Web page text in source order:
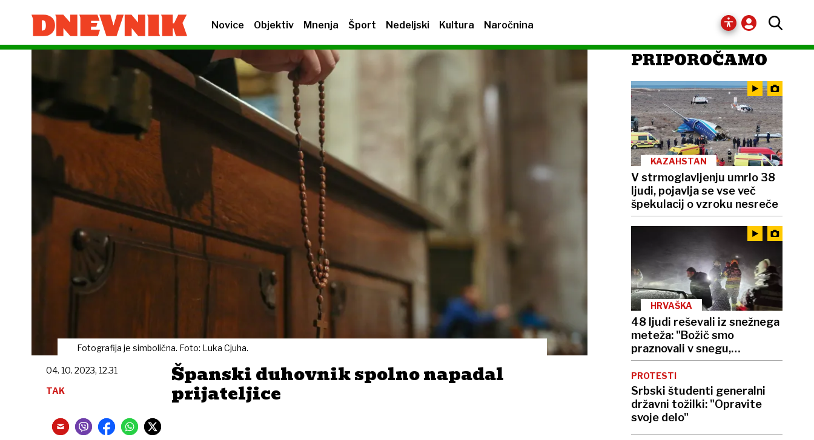
Novice Objektiv Mnenja Šport Nedeljski Kultura Naročnina
Fotografija je simbolična. Foto: Luka Cjuha.
Španski duhovnik spolno napadal
prijateljice
04. 10. 2023, 12.31
TAK
PRIPOROČAMO
KAZAHSTAN
V strmoglavljenju umrlo 38
ljudi, pojavlja se vse več
špekulacij o vzroku nesreče
HRVAŠKA
48 ljudi reševali iz snežnega
meteža: "Božič smo
praznovali v snegu,
zmrznjeni, a srečni"
PROTESTI
Srbski študenti generalni
državni tožilki: "Opravite
svoje delo"